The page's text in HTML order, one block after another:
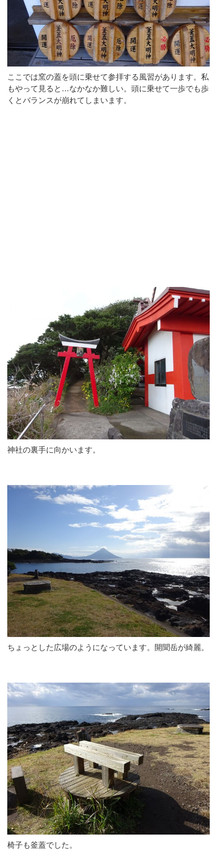
ここでは窯の蓋を頭に乗せて参拝する風習があります。私
もやって見ると…なかなか難しい。頭に乗せて一歩でも歩
くとバランスが崩れてしまいます。
神社の裏手に向かいます。
ちょっとした広場のようになっています。開聞岳が綺麗。
椅子も釜蓋でした。